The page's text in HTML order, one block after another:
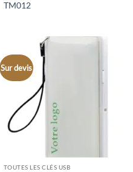
TM012
Sur devis
TOUTES LES CLÉS USB